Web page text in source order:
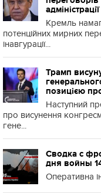
Кремль
потенційних мирних
інавгурації...
Трамп
позицією
Наступний
про висунення
гене...
Сводка с
дня войны
Оперативна